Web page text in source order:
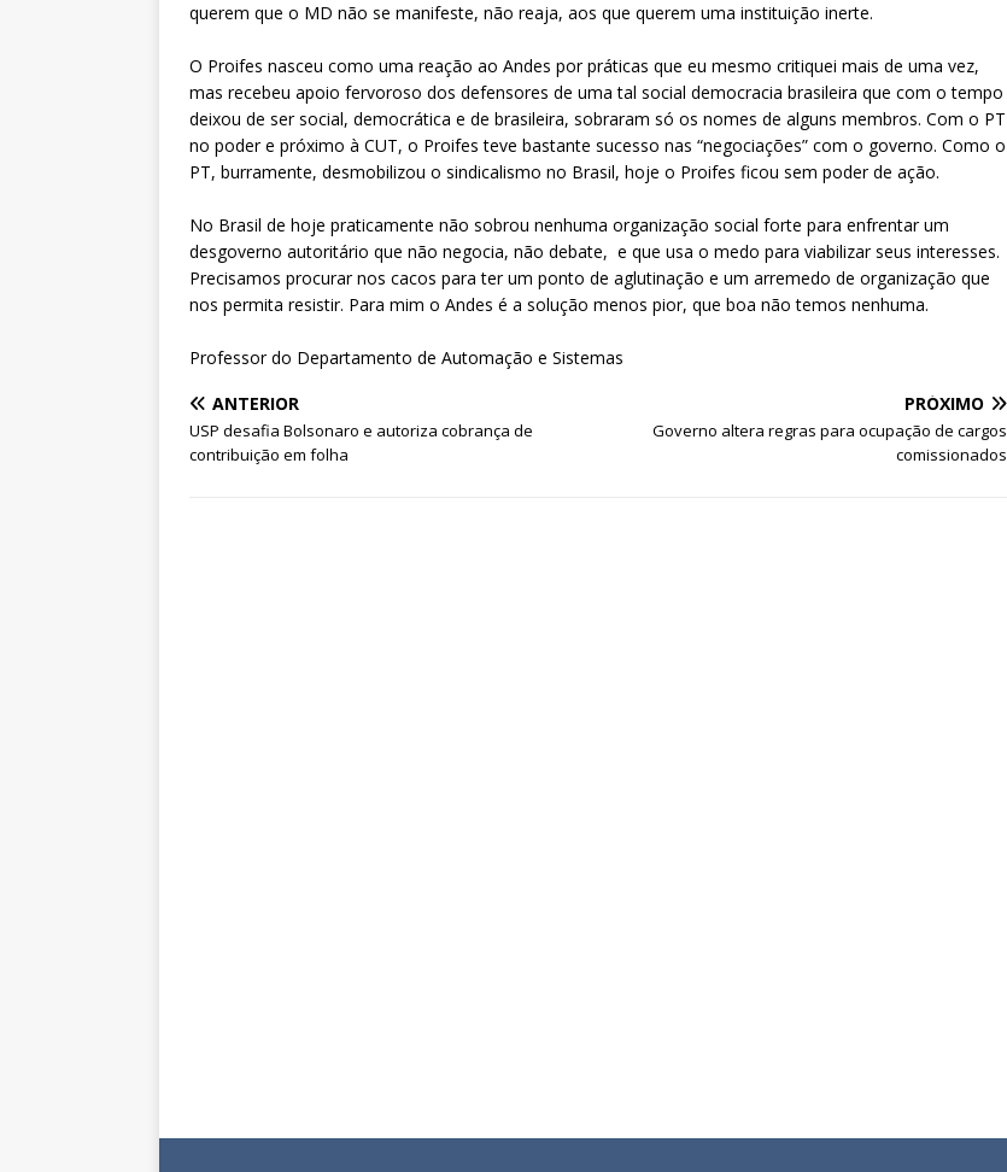
querem que o MD não se manifeste, não reaja, aos que querem uma instituição inerte.
O Proifes nasceu como uma reação ao Andes por práticas que eu mesmo critiquei mais de uma vez,
mas recebeu apoio fervoroso dos defensores de uma tal social democracia brasileira que com o tempo
deixou de ser social, democrática e de brasileira, sobraram só os nomes de alguns membros. Com o PT
no poder e próximo à CUT, o Proifes teve bastante sucesso nas “negociações” com o governo. Como o
PT, burramente, desmobilizou o sindicalismo no Brasil, hoje o Proifes ficou sem poder de ação.
No Brasil de hoje praticamente não sobrou nenhuma organização social forte para enfrentar um
desgoverno autoritário que não negocia, não debate, e que usa o medo para viabilizar seus interesses.
Precisamos procurar nos cacos para ter um ponto de aglutinação e um arremedo de organização que
nos permita resistir. Para mim o Andes é a solução menos pior, que boa não temos nenhuma.
Professor do Departamento de Automação e Sistemas
ANTERIOR
USP desafia Bolsonaro e autoriza cobrança de
contribuição em folha
PRÓXIMO
Governo altera regras para ocupação de cargos
comissionados